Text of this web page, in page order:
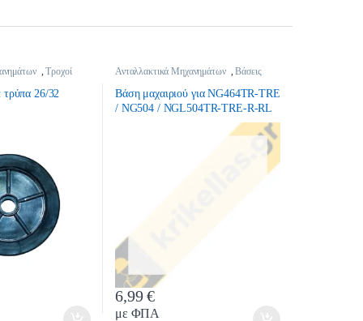
,Τροχοί
26/32
Ανταλλακτικά Μηχανημάτων ,Βάσεις
Βάση μαχαιριού για NG464TR-TRE
/ NG504 / NGL504TR-TRE-R-RL
6,99€
με ΦΠΑ